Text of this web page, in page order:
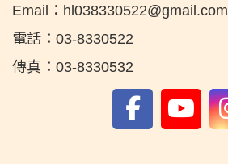
Email： hl038330522@gmail.com
電話： 03-8330522
傳真： 03-8330532